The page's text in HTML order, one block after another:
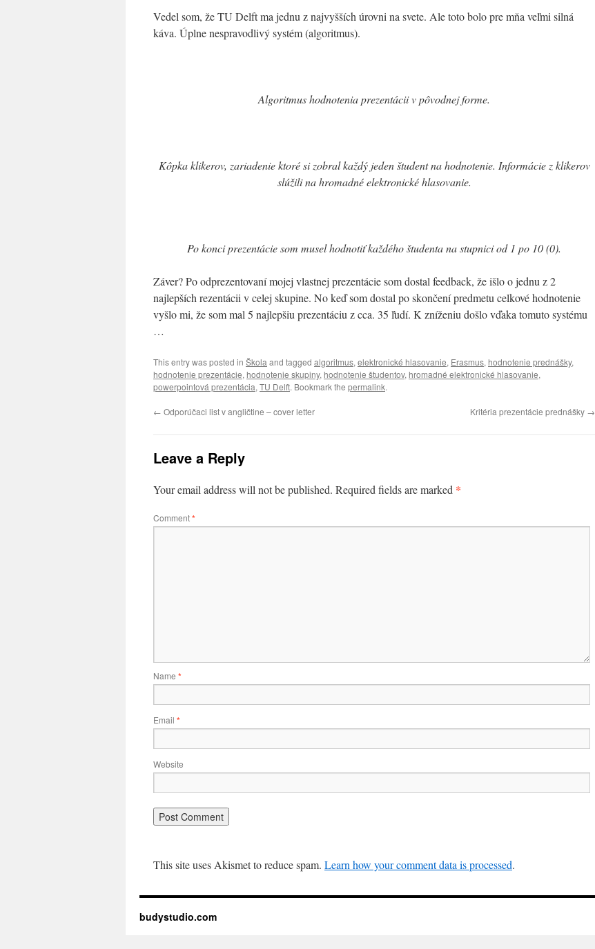
Vedel som, že TU Delft ma jednu z najvyšších úrovni na svete. Ale toto bolo pre mňa veľmi silná
káva. Úplne nespravodlivý systém (algoritmus).
Algoritmus hodnotenia prezentácii v pôvodnej forme.
Kôpka klikerov, zariadenie ktoré si zobral každý jeden študent na hodnotenie. Informácie z klikerov
slúžili na hromadné elektronické hlasovanie.
Po konci prezentácie som musel hodnotiť každého študenta na stupnici od 1 po 10 (0).
Záver? Po odprezentovaní mojej vlastnej prezentácie som dostal feedback, že išlo o jednu z 2
najlepších rezentácii v celej skupine. No keď som dostal po skončení predmetu celkové hodnotenie
vyšlo mi, že som mal 5 najlepšiu prezentáciu z cca. 35 ľudí. K zníženiu došlo vďaka tomuto systému
…
This entry was posted in Škola and tagged algoritmus, elektronické hlasovanie, Erasmus, hodnotenie prednášky,
hodnotenie prezentácie, hodnotenie skupiny, hodnotenie študentov, hromadné elektronické hlasovanie,
powerpointová prezentácia, TU Delft. Bookmark the permalink.
← Odporúčaci list v angličtine – cover letter Kritéria prezentácie prednášky →
Leave a Reply
Your email address will not be published. Required fields are marked *
Comment*
Name *
Email *
Website
This site uses Akismet to reduce spam. Learn how your comment data is processed.
budystudio.com